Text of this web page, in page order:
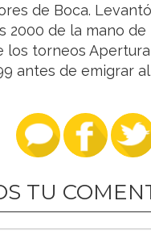
de Boca.
2000 de la mano de
los torneos
antes de emigrar
TU